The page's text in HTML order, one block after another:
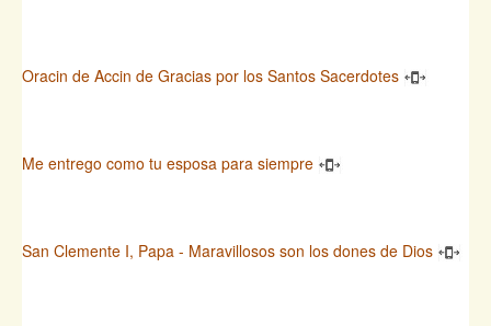
Oracin de Accin de Gracias por los Santos Sacerdotes
Me entrego como tu esposa para siempre
San Clemente I, Papa - Maravillosos son los dones de Dios